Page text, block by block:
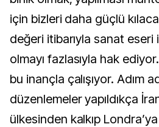
için bizleri daha güçlü
değeri itibarıyla sanat
olmayı fazlasıyla hak
bu inançla çalışıyor. Adım
düzenlemeler yapıldıkça
ülkesinden kalkıp